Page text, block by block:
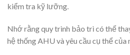
kiểm tra kỹ lưỡng.
Nhớ rằng quy trình bảo trì có thể
hệ thống AHU và yêu cầu cụ thể của